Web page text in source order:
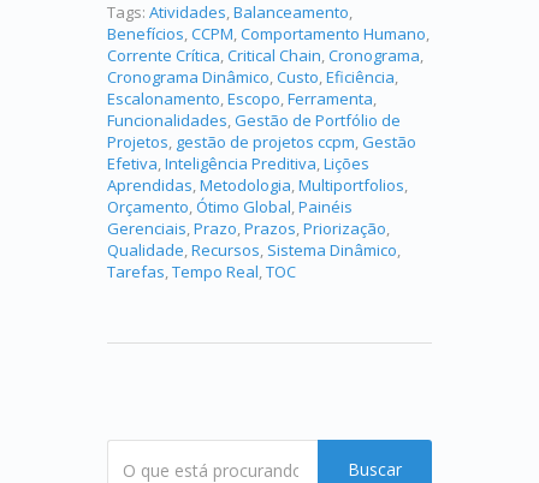
Tags: Atividades,Balanceamento,
Benefícios,CCPM,Comportamento Humano,
Corrente Crítica,Critical Chain,Cronograma,
Cronograma Dinâmico,Custo,Eficiência,
Escalonamento,Escopo,Ferramenta,
Funcionalidades,Gestão de Portfólio de
Projetos, gestão de projetos ccpm,Gestão
Efetiva,Inteligência Preditiva,Lições
Aprendidas,Metodologia,Multiportfolios,
Orçamento,Ótimo Global,Painéis
Gerenciais,Prazo,Prazos,Priorização,
Qualidade,Recursos, Sistema Dinâmico,
Tarefas,Tempo Real,TOC
Buscar